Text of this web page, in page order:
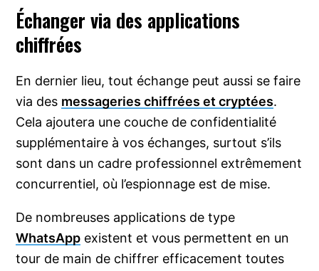
Échanger via des applications
chiffrées
En dernier lieu, tout échange peut aussi se faire
via des messageries chiffrées et cryptées.
Cela ajoutera une couche de confidentialité
supplémentaire à vos échanges, surtout s’ils
sont dans un cadre professionnel extrêmement
concurrentiel, où l’espionnage est de mise.
De nombreuses applications de type
WhatsApp existent et vous permettent en un
tour de main de chiffrer efficacement toutes